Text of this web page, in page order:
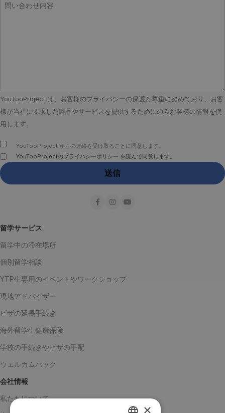
YouTooProject は、お客様のプライバシーの保護と尊重に努めており、お客
様が当社に要求した製品やサービスを提供するためにのみお客様の情報を使
用します。
YouTooProject からの連絡を受け取ることに同意します。
YouTooProjectのプライバシーポリシー を読んで同意します。
留学サービス
留学中の滞在場所
個別留学相談
YTP生専用のイベントやワークショップ
現地アドバイザー
ビザの延長手続き
海外留学生健康保険
学校の手続きやビザの手配
ウェルカムパック
会社情報
私たちについて
×